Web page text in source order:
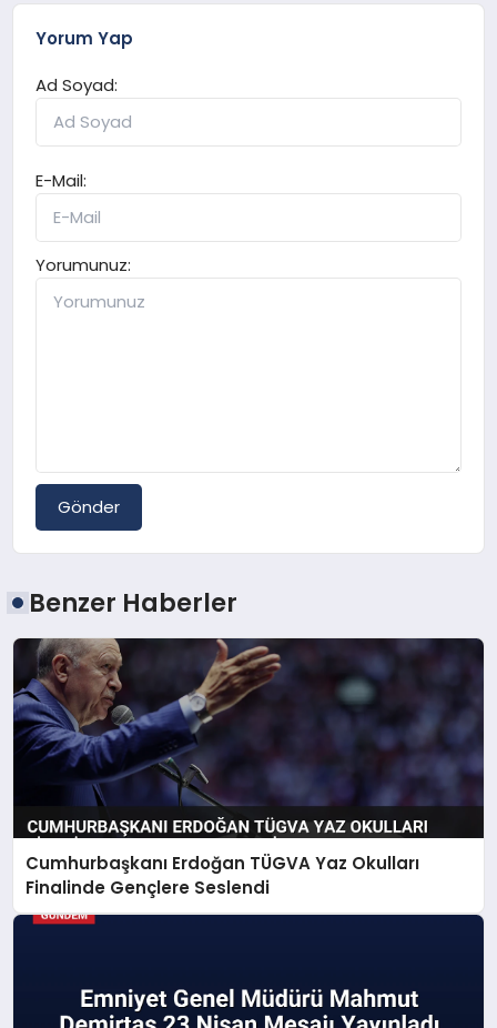
Yorum Yap
Ad Soyad:
E-Mail:
Yorumunuz:
Gönder
Benzer Haberler
Cumhurbaşkanı Erdoğan TÜGVA Yaz Okulları
Finalinde Gençlere Seslendi